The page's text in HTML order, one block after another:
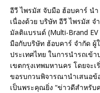
อีวี ไพรมัส จับมือ ฮ้อบคาร์ นำ
เนื่องด้วย บริษัท อีวี ไพรมัส
มัลติแบรนด์ (Multi-Brand
มือกับบริษัท ฮ้อบคาร์ จำกัด ผู้
ประเทศไทย ในการนำรถเข้
เขตกรุงเทพมหานคร โดยจะ
ขอรบกวนพิจารณานำเสนอข้
เป็นพระคุณยิ่ง “ข่าวดีสำหรั